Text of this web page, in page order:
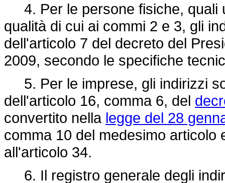
4. Per le persone fisiche, quali
qualità di cui ai commi 2 e 3, gli
dell'articolo 7 del decreto del
2009, secondo le specifiche
5. Per le imprese, gli indirizzi
dell'articolo 16, comma 6, del
convertito nella legge del 28
comma 10 del medesimo
all'articolo 34.
6. Il registro generale degli